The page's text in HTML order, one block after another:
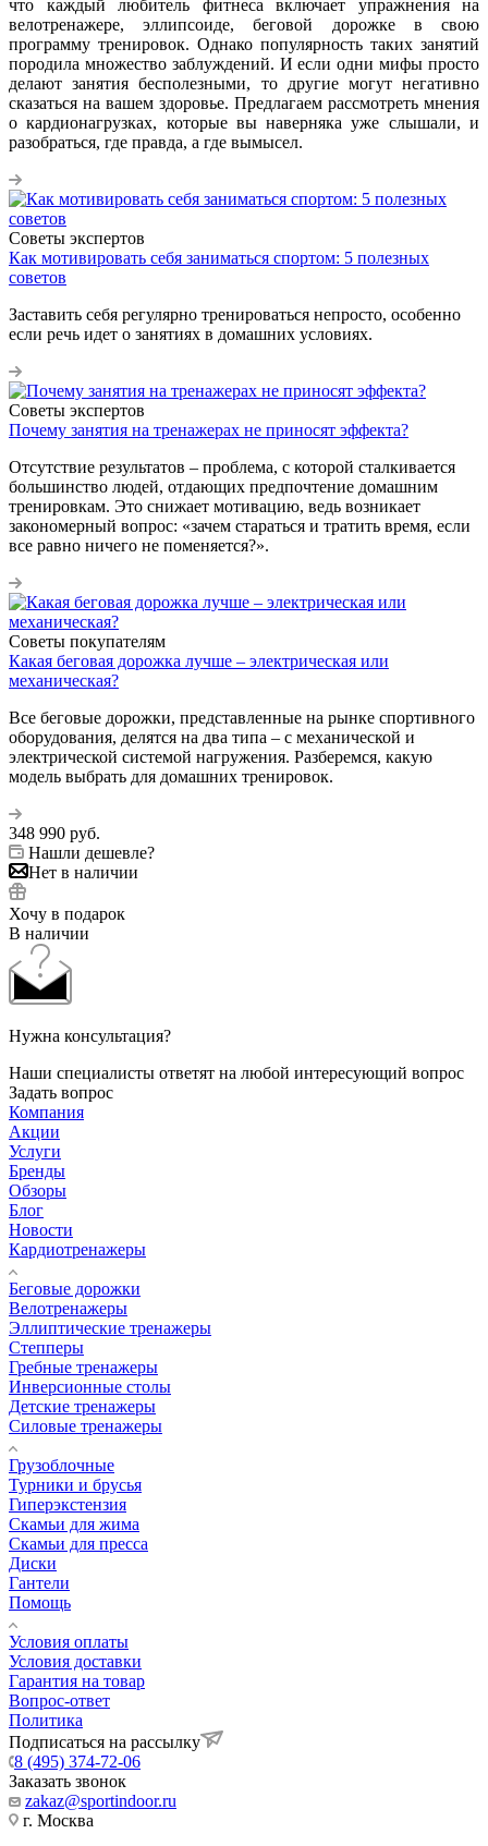
что каждый любитель фитнеса включает упражнения на
велотренажере, эллипсоиде, беговой дорожке в свою
программу тренировок. Однако популярность таких занятий
породила множество заблуждений. И если одни мифы просто
делают занятия бесполезными, то другие могут негативно
сказаться на вашем здоровье. Предлагаем рассмотреть мнения
о кардионагрузках, которые вы наверняка уже слышали, и
разобраться, где правда, а где вымысел.
Советы экспертов
Как мотивировать себя заниматься спортом: 5 полезных
советов
Заставить себя регулярно тренироваться непросто, особенно
если речь идет о занятиях в домашних условиях.
Советы экспертов
Почему занятия на тренажерах не приносят эффекта?
Отсутствие результатов – проблема, с которой сталкивается
большинство людей, отдающих предпочтение домашним
тренировкам. Это снижает мотивацию, ведь возникает
закономерный вопрос: «зачем стараться и тратить время, если
все равно ничего не поменяется?».
Советы покупателям
Какая беговая дорожка лучше – электрическая или
механическая?
Все беговые дорожки, представленные на рынке спортивного
оборудования, делятся на два типа – с механической и
электрической системой нагружения. Разберемся, какую
модель выбрать для домашних тренировок.
348 990 руб.
Нашли дешевле?
Нет в наличии
Хочу в подарок
В наличии
Нужна консультация?
Наши специалисты ответят на любой интересующий вопрос
Задать вопрос
Компания
Акции
Услуги
Бренды
Обзоры
Блог
Новости
Кардиотренажеры
Беговые дорожки
Велотренажеры
Эллиптические тренажеры
Степперы
Гребные тренажеры
Инверсионные столы
Детские тренажеры
Силовые тренажеры
Грузоблочные
Турники и брусья
Гиперэкстензия
Скамьи для жима
Скамьи для пресса
Диски
Гантели
Помощь
Условия оплаты
Условия доставки
Гарантия на товар
Вопрос-ответ
Политика
Подписаться на рассылку
8 (495) 374-72-06
Заказать звонок
zakaz@sportindoor.ru
г. Москва